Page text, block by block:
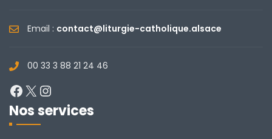
Email : contact@liturgie-catholique.alsace
00 33 3 88 21 24 46
Facebook
X
Nos services